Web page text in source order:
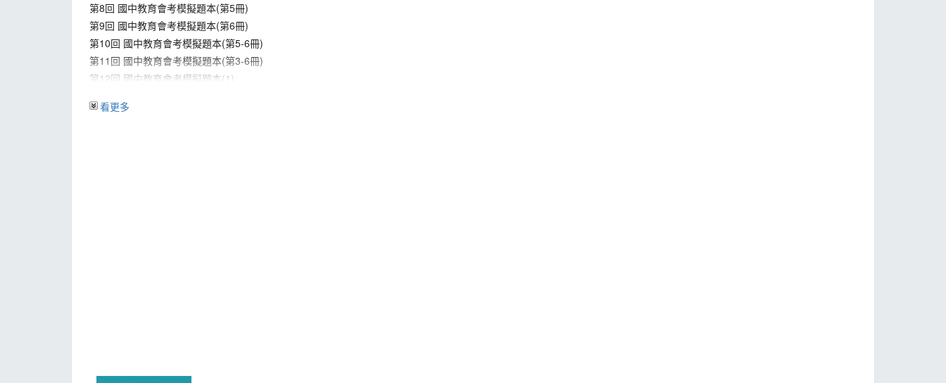
第8回 國中教育會考模擬題本(第5冊)
第9回 國中教育會考模擬題本(第6冊)
第10回 國中教育會考模擬題本(第5-6冊)
第11回 國中教育會考模擬題本(第3-6冊)
第12回 國中教育會考模擬題本(1)
第14回 國中教育會考模擬題本(3)
看更多